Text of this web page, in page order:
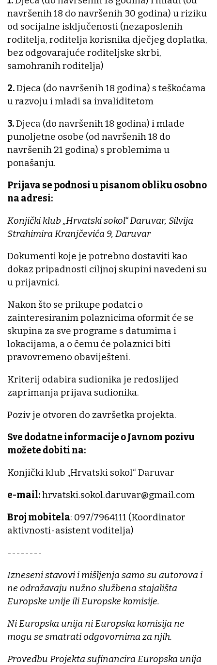
navršenih 18 do navršenih 30 godina) u riziku
od socijalne isključenosti (nezaposlenih
roditelja, roditelja korisnika dječjeg doplatka,
bez odgovarajuće roditeljske skrbi,
samohranih roditelja)
2.Djeca (do navršenih 18 godina) s teškoćama
u razvoju i mladi sa invaliditetom
3.Djeca (do navršenih 18 godina) i mlade
punoljetne osobe (od navršenih 18 do
navršenih 21 godina) s problemima u
ponašanju.
Prijava se podnosi u pisanom obliku osobno
na adresi:
Konjički klub „Hrvatski sokol“ Daruvar, Silvija
Strahimira Kranjčevića 9, Daruvar
Dokumenti koje je potrebno dostaviti kao
dokaz pripadnosti ciljnoj skupini navedeni su
u prijavnici.
Nakon što se prikupe podatci o
zainteresiranim polaznicima oformit će se
skupina za sve programe s datumima i
lokacijama, a o čemu će polaznici biti
pravovremeno obaviješteni.
Kriterij odabira sudionika je redoslijed
zaprimanja prijava sudionika.
Poziv je otvoren do završetka projekta.
Sve dodatne informacije o Javnom pozivu
možete dobiti na:
Konjički klub „Hrvatski sokol“ Daruvar
e-mail:hrvatski.sokol.daruvar@gmail.com
Broj mobitela: 097/7964111 (Koordinator
aktivnosti-asistent voditelja)
--------
Izneseni stavovi i mišljenja samo su autorova i
ne odražavaju nužno službena stajališta
Europske unije ili Europske komisije.
Ni Europska unija ni Europska komisija ne
mogu se smatrati odgovornima za njih.
Provedbu Projekta sufinancira Europska unija